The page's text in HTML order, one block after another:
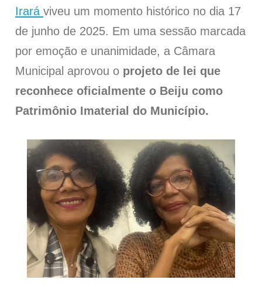
Irará viveu um momento histórico no dia 17
de junho de 2025. Em uma sessão marcada
por emoção e unanimidade, a Câmara
Municipal aprovou o projeto de lei que
reconhece oficialmente o Beiju como
Patrimônio Imaterial do Município.